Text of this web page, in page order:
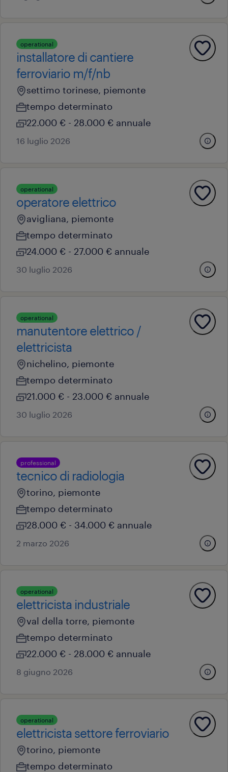
operational
installatore di cantiere
ferroviario m/f/nb
settimo torinese, piemonte
tempo determinato
22.000 € - 28.000 € annuale
16 luglio 2026
operational
operatore elettrico
avigliana, piemonte
tempo determinato
24.000 € - 27.000 € annuale
30 luglio 2026
operational
manutentore elettrico /
elettricista
nichelino, piemonte
tempo determinato
21.000 € - 23.000 € annuale
30 luglio 2026
professional
tecnico di radiologia
torino, piemonte
tempo determinato
28.000 € - 34.000 € annuale
2 marzo 2026
operational
elettricista industriale
val della torre, piemonte
tempo determinato
22.000 € - 28.000 € annuale
8 giugno 2026
operational
elettricista settore ferroviario
torino, piemonte
tempo determinato